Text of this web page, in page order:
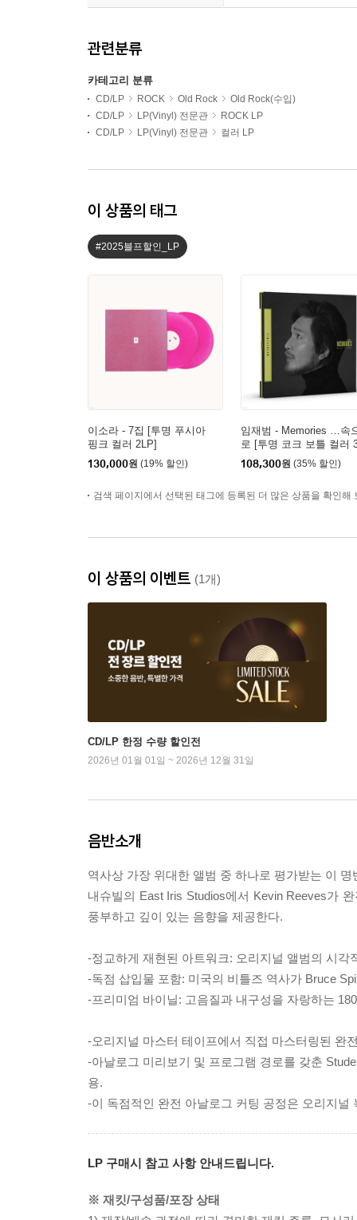
관련분류
카테고리 분류
CD/LP ROCK Old Rock
Old Rock(수입)
CD/LP
LP(Vinyl) 전문관
ROCK LP
CD/LP
LP(Vinyl) 전문관 컬러 LP
이 상품의 태그
#2025블프할인_LP
이소라 - 7집 [투명 푸시아
핑크 컬러 2LP]
130,000원 (19% 할인)
임재범 - Memories …속
로 [투명 코크 보틀 컬러
P]
108,300원 (35% 할인)
검색 페이지에서 선택된 태그에 등록된 더 많은 상품을 확인해
이 상품의 이벤트 (1개)
CD/LP 한정 수량 할인전
2026년 01월 01일 ~ 2026년 12월 31일
음반소개
역사상 가장 위대한 앨범 중 하나로 평가받는 이
내슈빌의 East Iris Studios에서 Kevin Reeves가
풍부하고 깊이 있는 음향을 제공한다.
-정교하게 재현된 아트워크: 오리지널 앨범의 시각
-독점 삽입물 포함: 미국의 비틀즈 역사가 Bruce
-프리미엄 바이닐: 고음질과 내구성을 자랑하는
-오리지널 마스터 테이프에서 직접 마스터링된 완
-아날로그 미리보기 및 프로그램 경로를 갖춘
용.
-이 독점적인 완전 아날로그 커팅 공정은 오리지
LP 구매시 참고 사항 안내드립니다.
※ 재킷/구성품/포장 상태